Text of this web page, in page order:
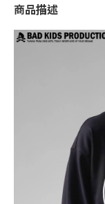
商品描述